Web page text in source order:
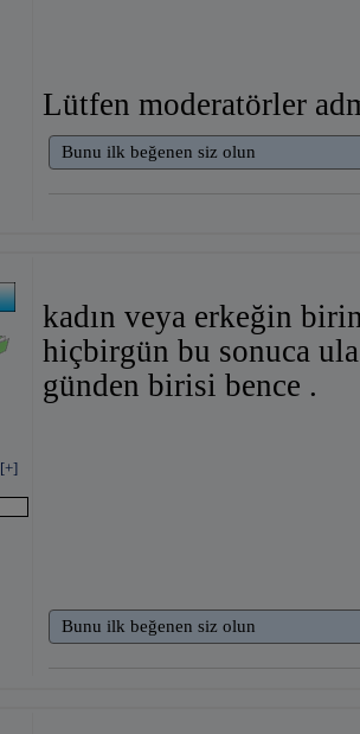
Lütfen moderatörler
Bunu ilk beğenen siz olun
[+]
kadın veya erkeğin
hiçbirgün bu sonuca
günden birisi bence .
Bunu ilk beğenen siz olun